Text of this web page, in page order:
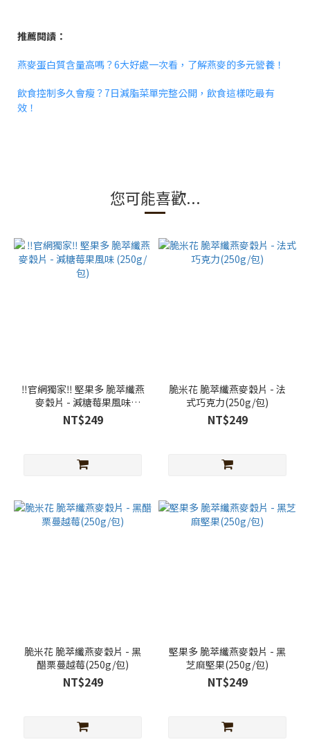
推薦閱讀：
燕麥蛋白質含量高嗎？6大好處一次看，了解燕麥的多元營養！
飲食控制多久會瘦？7日減脂菜單完整公開，飲食這樣吃最有
效！
您可能喜歡...
‼️官網獨家‼️ 堅果多 脆萃纖燕
麥穀片 - 減糖莓果風味
(250g/包)
NT$249
脆米花 脆萃纖燕麥穀片 - 法
式巧克力(250g/包)
NT$249
脆米花 脆萃纖燕麥穀片 - 黑
醋栗蔓越莓(250g/包)
NT$249
堅果多 脆萃纖燕麥穀片 - 黑
芝麻堅果(250g/包)
NT$249